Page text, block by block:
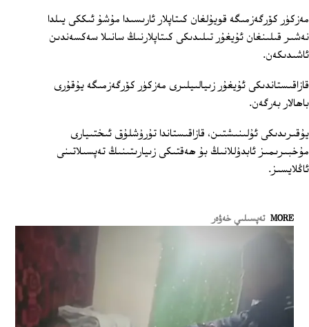
مەزكۈر كۆرگەزمىگە قويۇلغان كىتاپلار ئارىسىدا مۇشۇ ئىككى يىلدا
نەشىر قىلىنغان ئۇيغۇر تىلىدىكى كىتاپلارنىڭ سانىلا سەكسەندىن
ئاشىدىكەن.
قازاقىستاندىكى ئۇيغۇر زىيالىيلىرى مەزكۈر كۆرگەزمىگە يۇقۇرى
باھالار بەرگەن.
يۇقىرىدىكى ئۇلىنىشتىن، قازاقىستاندا تۇرۇشلۇق ئىختىيارى
مۇخبىرىمىز ئابدۇللانىڭ بۇ ھەقتىكى زىيارىتىنىڭ تەپسىلاتىنى
ئاڭلايسىز.
MORE تەپسىلىي خەۋەر